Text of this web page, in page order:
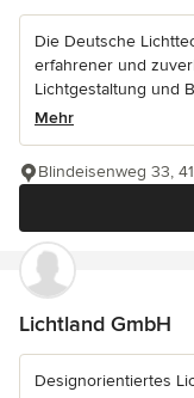
Die Deutsche
erfahrener und
Lichtgestaltung und
Mehr
Blindeisenweg 33,
Lichtland GmbH
Designorientiertes